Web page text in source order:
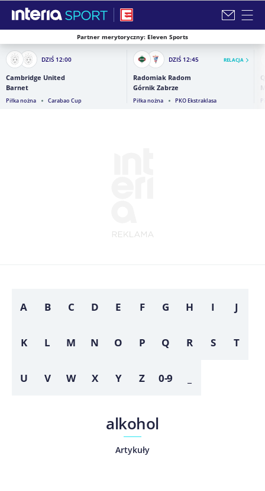
Zamknij i przejdź na stronę główną INTERIA
Partner merytoryczny: Eleven Sports
DZIŚ 12:00
Cambridge United
Barnet
Piłka nożna Carabao Cup
DZIŚ 12:45 RELACJA
Radomiak Radom
Górnik Zabrze
Piłka nożna PKO Ekstraklasa
A B C D E F G H I J
K L M N O P Q R S T
U V W X Y Z 0-9
alkohol
Artykuły